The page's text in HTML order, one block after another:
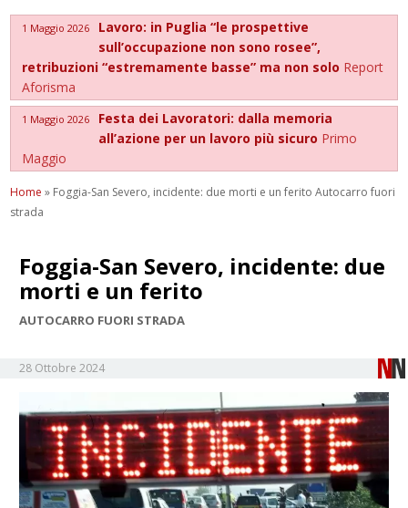
1 Maggio 2026
Lavoro: in Puglia “le prospettive
sull’occupazione non sono rosee”,
retribuzioni “estremamente basse” ma non solo Report
Aforisma
1 Maggio 2026
Festa dei Lavoratori: dalla memoria
all’azione per un lavoro più sicuro Primo
Maggio
Home » Foggia-San Severo, incidente: due morti e un ferito Autocarro fuori
strada
Foggia-San Severo, incidente: due
morti e un ferito
AUTOCARRO FUORI STRADA
28 Ottobre 2024